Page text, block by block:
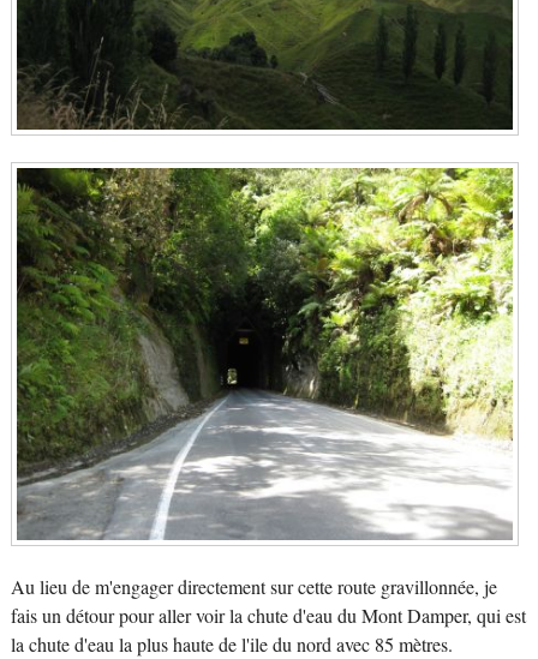
Au lieu de m'engager directement sur cette route gravillonnée, je
fais un détour pour aller voir la chute d'eau du Mont Damper, qui est
la chute d'eau la plus haute de l'ile du nord avec 85 mètres.